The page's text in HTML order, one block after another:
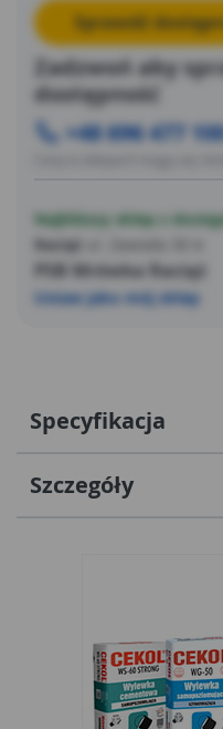
Sprawdź
Zadzwoń aby
dostępność
+48 696 477
Najbliższy sklep z
Raciąż
PSB Mrówka Raciąż
Ustaw jako mój sklep
Specyfikacja
Szczegóły